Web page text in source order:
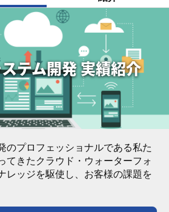
テム開発 実績紹介
のプロフェッショナルである私た
てきたクラウド・ウォーターフォ
レッジを駆使し、お客様の課題を